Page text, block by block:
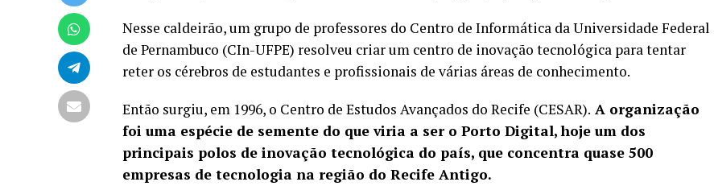
Nesse caldeirão, um grupo de professores do Centro de Informática da Universidade Federal
de Pernambuco (CIn-UFPE) resolveu criar um centro de inovação tecnológica para tentar
reter os cérebros de estudantes e profissionais de várias áreas de conhecimento.
Então surgiu, em 1996, o Centro de Estudos Avançados do Recife (CESAR). A organização
foi uma espécie de semente do que viria a ser o Porto Digital, hoje um dos
principais polos de inovação tecnológica do país, que concentra quase 500
empresas de tecnologia na região do Recife Antigo.